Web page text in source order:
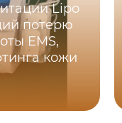
Lipo
потерю
EMS,
кожи